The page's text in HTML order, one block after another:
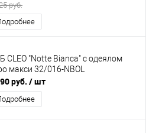
руб.
CLEO "Notte Bianca" с одеялом
макси 32/016-NBOL
руб. / шт